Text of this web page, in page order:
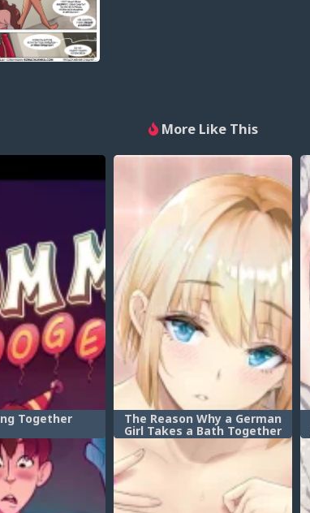
More Like This
Together The Reason Why a German
Girl Takes a Bath Together
With Me on Her Homestay
(Причина по которой
немецкая девушка
живущая со мной
принимает ванну вместе)
Post a comment